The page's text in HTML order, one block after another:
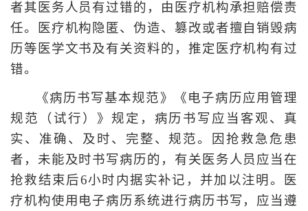
者其医务人员有过错的，由医疗机构承担赔偿责
任。医疗机构隐匿、伪造、篡改或者擅自销毁病
历等医学文书及有关资料的，推定医疗机构有过
错。
《病历书写基本规范》《电子病历应用管理
规范（试行）》规定，病历书写应当客观、真
实、准确、及时、完整、规范。因抢救急危患
者，未能及时书写病历的，有关医务人员应当在
抢救结束后6小时内据实补记，并加以注明。医
疗机构使用电子病历系统进行病历书写，应当遵